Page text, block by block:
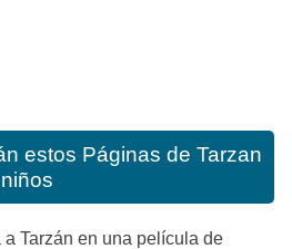
estos Páginas de Tarzan
Tarzán en una película de